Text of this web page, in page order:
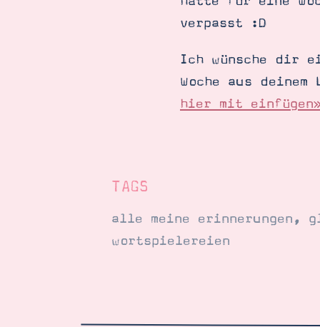
verpasst :D
Ich wünsche dir
Woche aus
hier mit
TAGS
alle meine erinnerungen,
wortspielereien